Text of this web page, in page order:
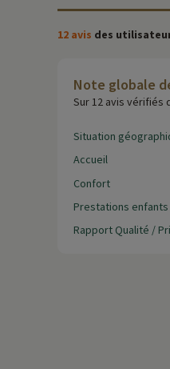
12 avis des
Note globale
Sur 12 avis vérifiés
Situation
Accueil
Confort
Prestations enfants
Rapport Qualité /